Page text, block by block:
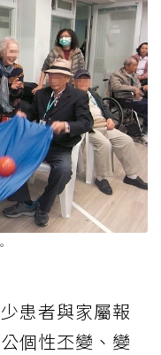
患者與家屬報
個性丕變、變